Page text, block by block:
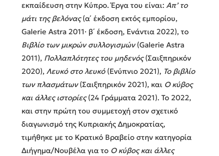
εκπαίδευση στην Κύπρο. Έργα του είναι: Απ’ το
μάτι της βελόνας(α΄ έκδοση εκτός εμπορίου,
Galerie Astra 2011· β΄ έκδοση, Ενάντια 2022), το
Βιβλίο των μικρών συλλογισμών(Galerie Astra
2011), Πολλαπλότητες του μηδενός(Σαιξπηρικόν
2020), Λευκό στο λευκό(Ενύπνιο 2021), Το βιβλίο
των πλασμάτων(Σαιξπηρικόν 2021), και Ο κύβος
και άλλες ιστορίες(24 Γράμματα 2021). Το 2022,
και στην πρώτη του συμμετοχή στον σχετικό
διαγωνισμό της Κυπριακής Δημοκρατίας,
τιμήθηκε με το Κρατικό Βραβείο στην κατηγορία
Διήγημα/Νουβέλα για το Ο κύβος και άλλες